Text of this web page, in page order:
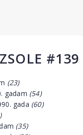
#139
(23)
gadam (54)
gada (60)
(35)